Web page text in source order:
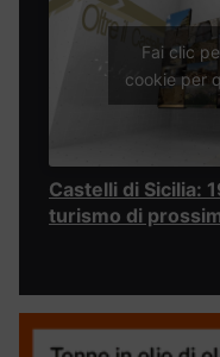
Fai clic
cookie per
Castelli di Sicilia:
turismo di